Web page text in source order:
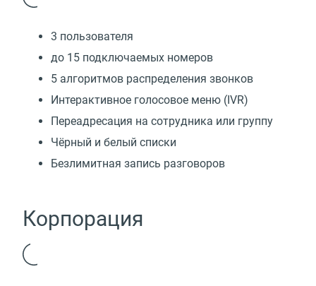
3 пользователя
до 15 подключаемых номеров
5 алгоритмов распределения звонков
Интерактивное голосовое меню (IVR)
Переадресация на сотрудника или группу
Чёрный и белый списки
Безлимитная запись разговоров
Корпорация